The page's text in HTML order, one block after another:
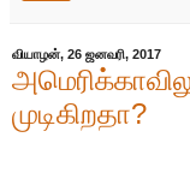
வியாழன், 26 ஜனவரி, 2017
முடிகிறதா?